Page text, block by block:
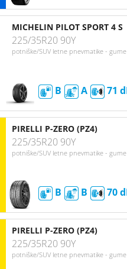
MICHELIN PILOT SPORT 4 S
225/35R20 90Y
potniške/SUV letne pnevmatike - gume
B A 71
PIRELLI P-ZERO (PZ4)
225/35R20 90Y
potniške/SUV letne pnevmatike - gume
B B 70
PIRELLI P-ZERO (PZ4)
225/35R20 90Y
potniške/SUV letne pnevmatike - gume